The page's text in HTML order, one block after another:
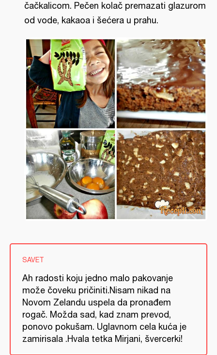
čačkalicom. Pečen kolač premazati glazurom
od vode, kakaoa i šećera u prahu.
SAVET
Ah radosti koju jedno malo pakovanje
može čoveku pričiniti.Nisam nikad na
Novom Zelandu uspela da pronađem
rogač. Možda sad, kad znam prevod,
ponovo pokušam. Uglavnom cela kuća je
zamirisala .Hvala tetka Mirjani, švercerki!